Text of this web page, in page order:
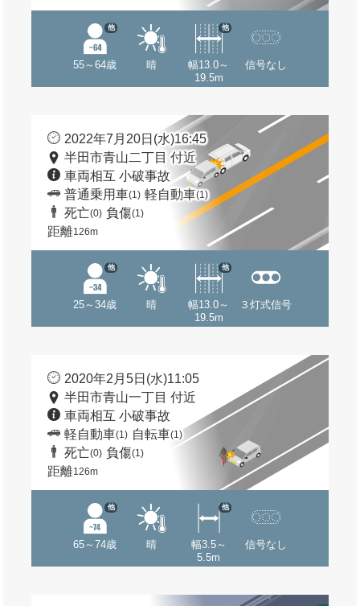
55～64歳
他
晴
幅13.0～
19.5m
他
信号なし
2022年7月20日(水)16:45
半田市青山二丁目 付近
車両相互 小破事故
普通乗用車(1) 軽自動車(1)
死亡(0) 負傷(1)
距離126m
25～34歳
他
晴
幅13.0～
19.5m
他
３灯式信号
2020年2月5日(水)11:05
半田市青山一丁目 付近
車両相互 小破事故
軽自動車(1) 自転車(1)
死亡(0) 負傷(1)
距離126m
65～74歳
他
晴
幅3.5～
5.5m
他
信号なし